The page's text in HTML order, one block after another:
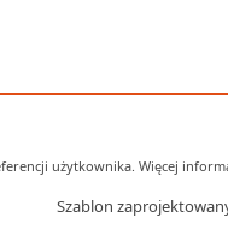
użytkownika. Więcej
Szablon